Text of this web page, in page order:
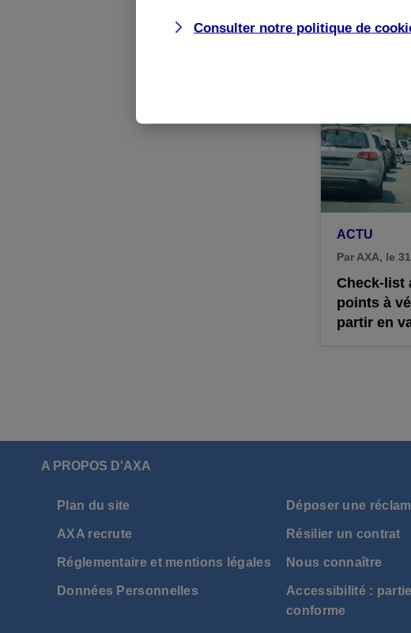
ACTU
Par AXA, le
Check-list
points à
partir en
A PROPOS D'AXA
Plan du site Déposer une
AXA recrute Résilier un contrat
Réglementaire et mentions légales Nous connaître
Données Personnelles
Accessibilité :
conforme
Consulter notre politique de